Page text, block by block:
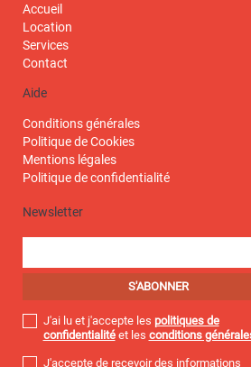
Accueil
Location
Services
Contact
Aide
Conditions générales
Politique de Cookies
Mentions légales
Politique de confidentialité
Newsletter
J'ai lu et j'accepte les politiques de
confidentialitéet les conditions
J'accepte de recevoir des informations